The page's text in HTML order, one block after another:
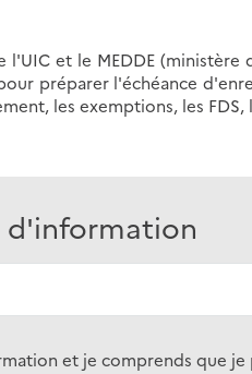
l'UIC et le MEDDE
préparer l'échéance
les exemptions, les
d'information
et je comprends que